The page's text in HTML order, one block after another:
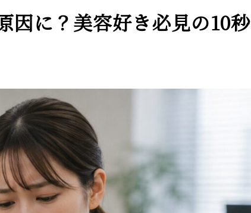
因に？美容好き必見の10秒
術のご予約
い合わせ